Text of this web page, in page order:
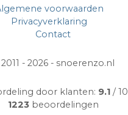
voorwaarden
Privacyverklaring
Contact
- 2026 - snoerenzo.nl
door klanten: 9.1 / 10
1223beoordelingen